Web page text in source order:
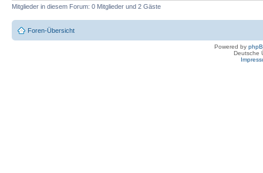
Mitglieder in diesem Forum: 0 Mitglieder und 2 Gäste
Foren-Übersicht
Powered by
Deutsche